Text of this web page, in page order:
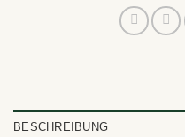
BESCHREIBUNG